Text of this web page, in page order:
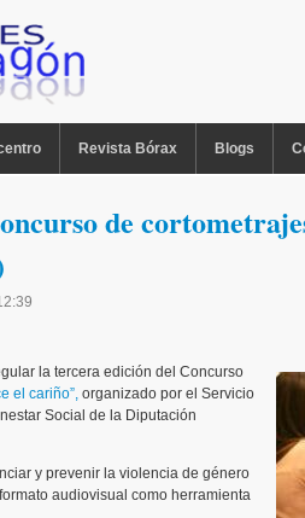
Revista Bórax Blogs
de
la tercera edición del Concurso
el cariño”, organizado por el Servicio
Social de la Diputación
y prevenir la violencia de género
audiovisual como herramienta